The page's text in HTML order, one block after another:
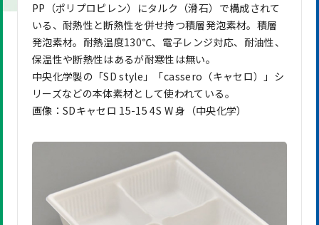
PP（ポリプロピレン）にタルク（滑石）で構成されて
いる、耐熱性と断熱性を併せ持つ積層発泡素材。積層
発泡素材。耐熱温度130℃、電子レンジ対応、耐油性、
保温性や断熱性はあるが耐寒性は無い。
中央化学製の「SD style」「cassero（キャセロ）」シ
リーズなどの本体素材として使われている。
画像：SDキャセロ 15-15 4S W 身（中央化学）